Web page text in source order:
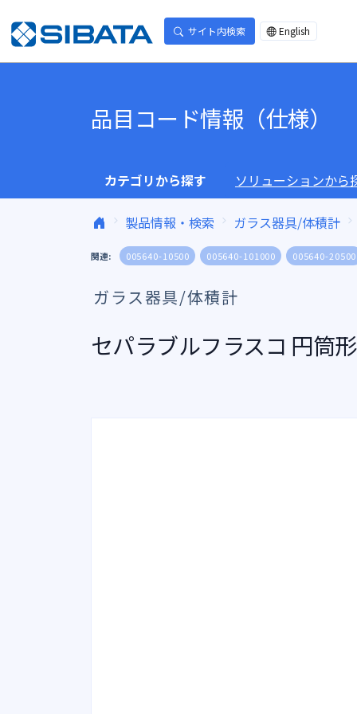
サイト内検索 English
品目コード情報（仕様）
カテゴリから探す ソリューションから
製品情報・検索 ガラス器具/体積計
関連: 005640-10500 005640-101000 005640-20500
ガラス器具/体積計
セパラブルフラスコ 円筒